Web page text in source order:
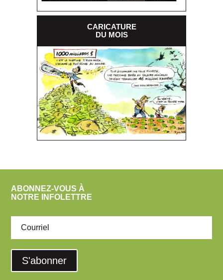
CARICATURE
DU MOIS
ABONNEZ-VOUS À
NOTRE INFOLETTRE
S'abonner